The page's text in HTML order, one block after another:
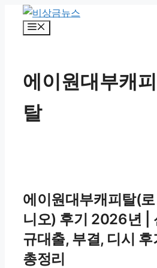
뉴
에이원대부캐피
탈
에이원대부캐피탈(로
니오) 후기 2026년 |
규대출, 부결, 디시 후
총정리